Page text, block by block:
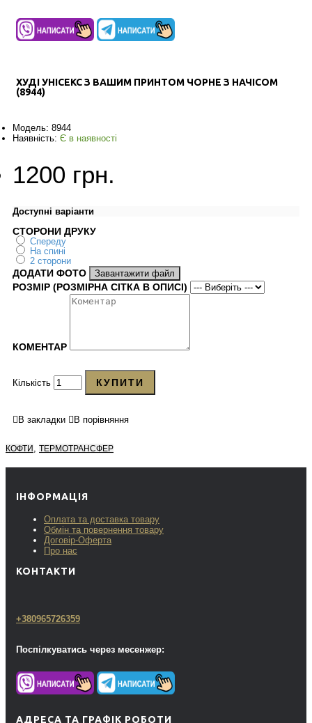
ХУДІ УНІСЕКС З ВАШИМ ПРИНТОМ ЧОРНЕ З НАЧІСОМ
(8944)
Модель: 8944
Наявність: Є в наявності
1200 грн.
Доступні варіанти
СТОРОНИ ДРУКУ
Спереду
На спині
2 сторони
ДОДАТИ ФОТО Завантажити файл
РОЗМІР (РОЗМІРНА СІТКА В ОПИСІ)
КОМЕНТАР
Кількість КУПИТИ
В закладки В порівняння
КОФТИ , ТЕРМОТРАНСФЕР
ІНФОРМАЦІЯ
Оплата та доставка товару
Обмін та повернення товару
Договір-Оферта
Про нас
КОНТАКТИ
+380965726359
Поспілкуватись через месенжер:
АДРЕСА ТА ГРАФІК РОБОТИ